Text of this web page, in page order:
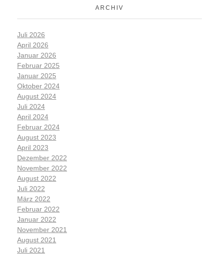
ARCHIV
Juli 2026
April 2026
Januar 2026
Februar 2025
Januar 2025
Oktober 2024
August 2024
Juli 2024
April 2024
Februar 2024
August 2023
April 2023
Dezember 2022
November 2022
August 2022
Juli 2022
März 2022
Februar 2022
Januar 2022
November 2021
August 2021
Juli 2021